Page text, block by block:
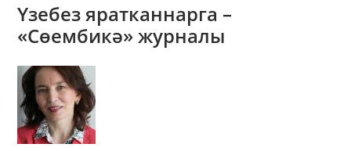
Үзебез яратканнарга –
«Сөембикә» журналы